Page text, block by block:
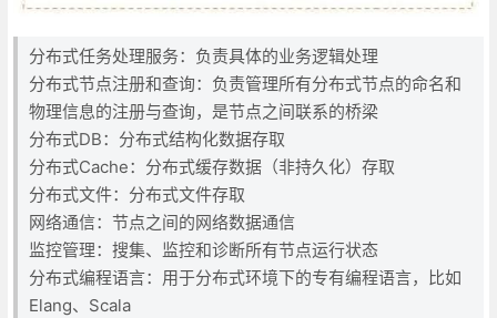
分布式任务处理服务：负责具体的业务逻辑处理
分布式节点注册和查询：负责管理所有分布式节点的命名和
物理信息的注册与查询，是节点之间联系的桥梁
分布式DB：分布式结构化数据存取
分布式Cache：分布式缓存数据（非持久化）存取
分布式文件：分布式文件存取
网络通信：节点之间的网络数据通信
监控管理：搜集、监控和诊断所有节点运行状态
分布式编程语言：用于分布式环境下的专有编程语言，比如
Elang、Scala